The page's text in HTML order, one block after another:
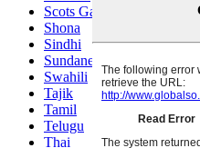
Scots Gaelic
Shona
Sindhi
Sundanese
Swahili
Tajik
Tamil
Telugu
Thai